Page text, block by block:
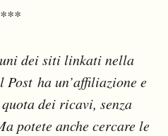
***
dei siti linkati nella
ha un’affiliazione e
dei ricavi, senza
potete anche cercare le